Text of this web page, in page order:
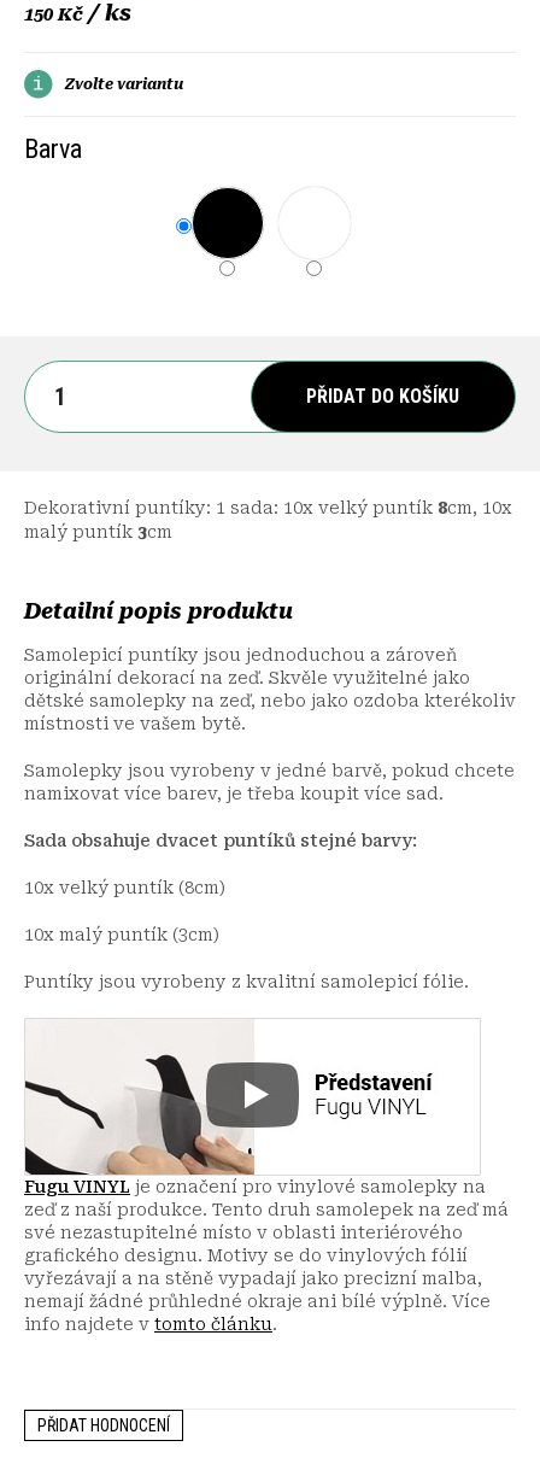
150 Kč / ks
Zvolte variantu
Barva
PŘIDAT DO KOŠÍKU
Dekorativní puntíky: 1 sada: 10x velký puntík 8cm, 10x
malý puntík 3cm
Detailní popis produktu
Samolepicí puntíky jsou jednoduchou a zároveň
originální dekorací na zeď. Skvěle využitelné jako
dětské samolepky na zeď, nebo jako ozdoba kterékoliv
místnosti ve vašem bytě.
Samolepky jsou vyrobeny v jedné barvě, pokud chcete
namixovat více barev, je třeba koupit více sad.
Sada obsahuje dvacet puntíků stejné barvy:
10x velký puntík (8cm)
10x malý puntík (3cm)
Puntíky jsou vyrobeny z kvalitní samolepicí fólie.
Fugu VINYL je označení pro vinylové samolepky na
zeď z naší produkce. Tento druh samolepek na zeď má
své nezastupitelné místo v oblasti interiérového
grafického designu. Motivy se do vinylových fólií
vyřezávají a na stěně vypadají jako precizní malba,
nemají žádné průhledné okraje ani bílé výplně. Více
info najdete v tomto článku.
PŘIDAT HODNOCENÍ